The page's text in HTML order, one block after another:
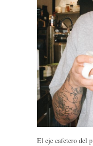
El eje cafetero del